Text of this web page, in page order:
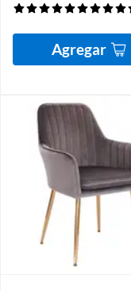
Agregar